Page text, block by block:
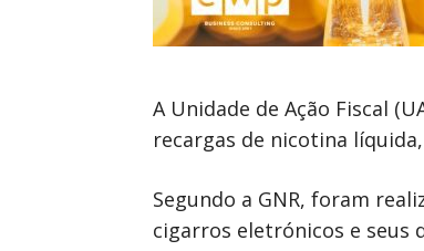
A Unidade de Ação Fiscal
recargas de nicotina
Segundo a GNR, foram
cigarros eletrónicos e seus